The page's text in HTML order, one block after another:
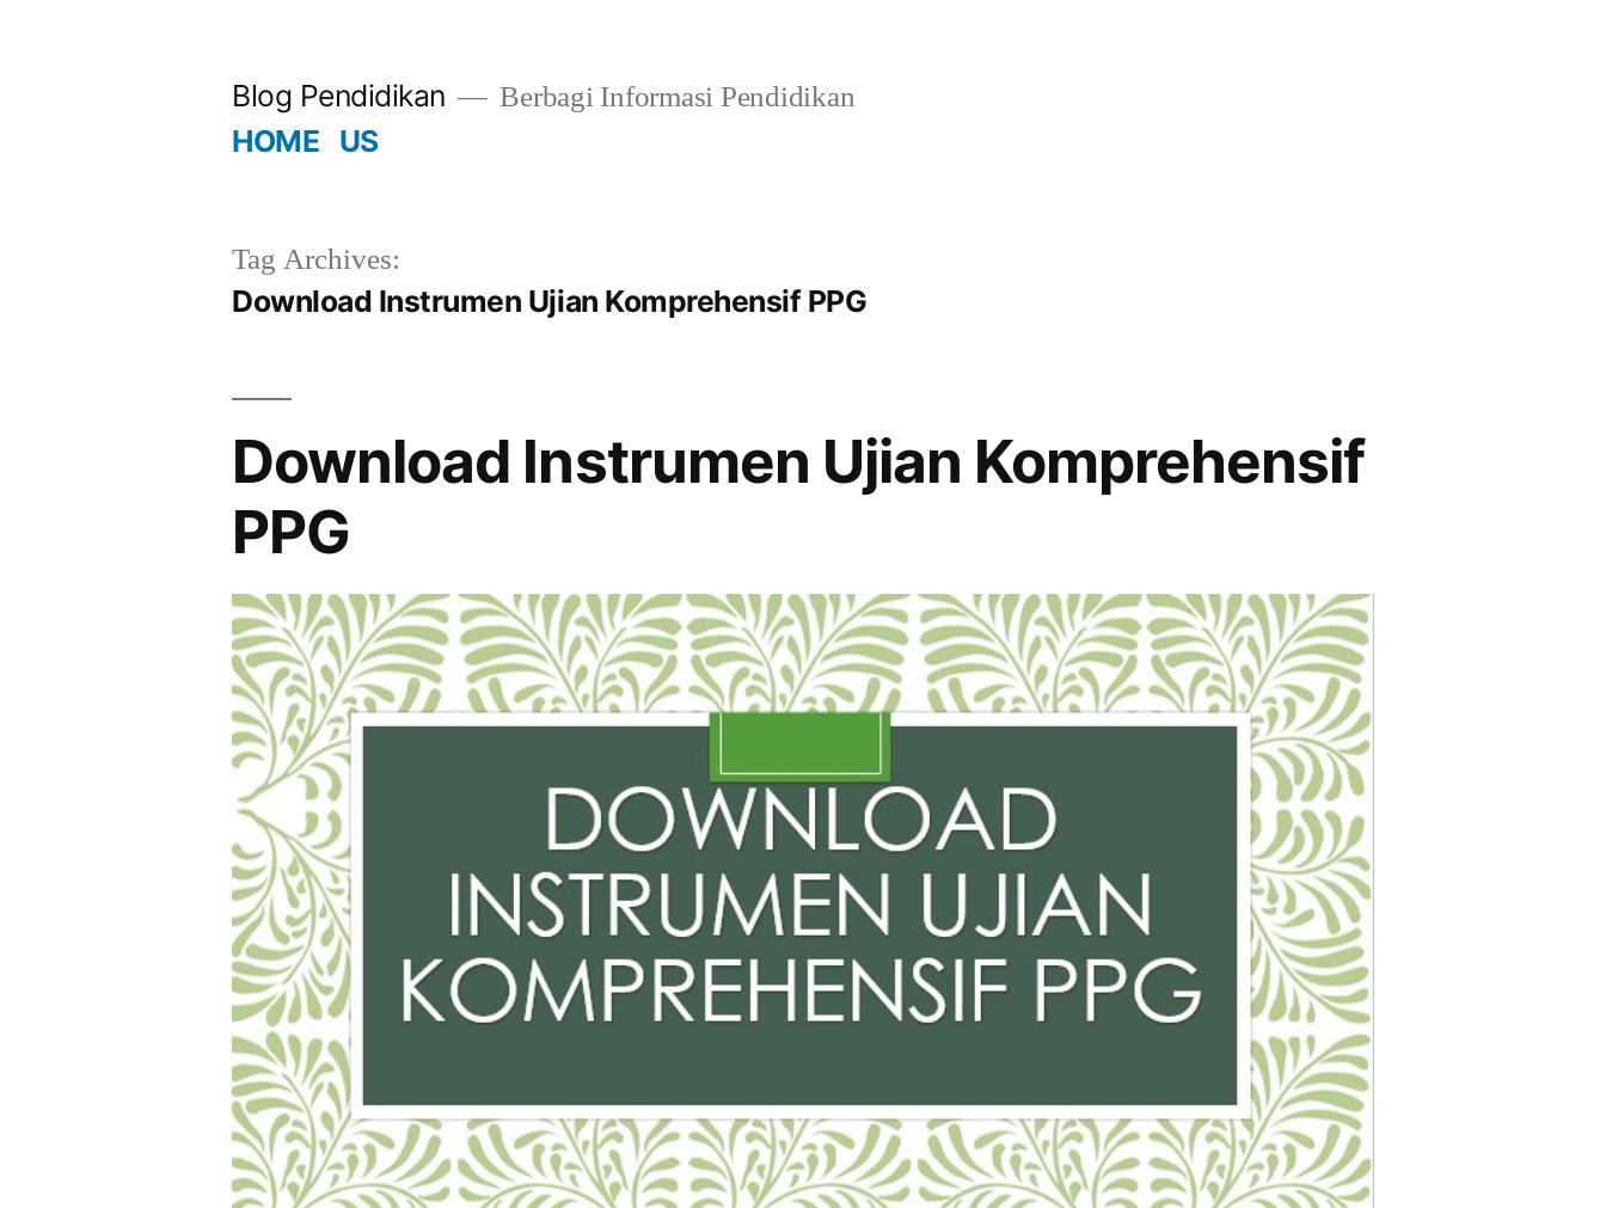
Blog Pendidikan Berbagi Informasi Pendidikan
HOME US
Tag Archives:
Download Instrumen Ujian Komprehensif PPG
Download Instrumen Ujian Komprehensif
PPG